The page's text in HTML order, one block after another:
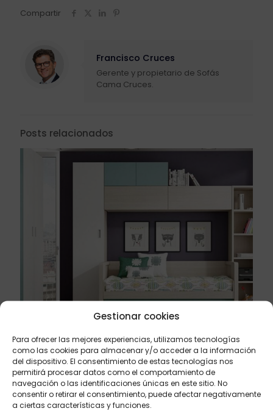
Gestionar cookies
Para ofrecer las mejores experiencias, utilizamos tecnologías
como las cookies para almacenar y/o acceder a la información
del dispositivo. El consentimiento de estas tecnologías nos
permitirá procesar datos como el comportamiento de
navegación o las identificaciones únicas en este sitio. No
consentir o retirar el consentimiento, puede afectar negativamente
a ciertas características y funciones.
Compartir
Francisco Cruces
Gerente y propietario de Sofás
Cama Cruces.
Posts relacionados
junio 28, 2026
10 consejos para elegir un mueble cama abatible
para uso diario
Leer más